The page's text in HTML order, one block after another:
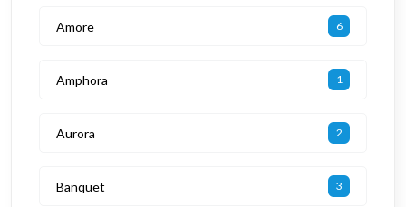
Amore 6
Amphora 1
Aurora 2
Banquet 3